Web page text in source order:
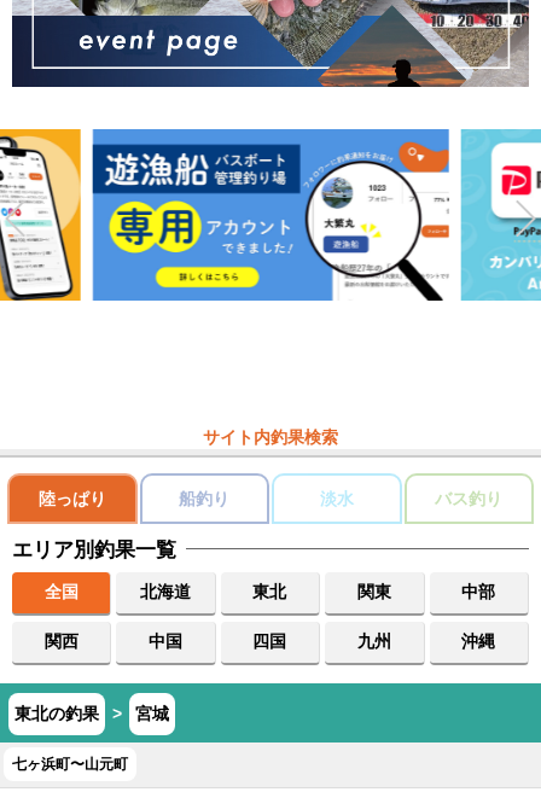
サイト内釣果検索
陸っぱり 船釣り 淡水 バス釣り
エリア別釣果一覧
全国 北海道 東北 関東 中部
関西 中国 四国 九州 沖縄
東北の釣果 > 宮城
七ヶ浜町〜山元町